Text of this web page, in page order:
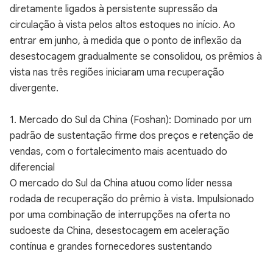
diretamente ligados à persistente supressão da
circulação à vista pelos altos estoques no início. Ao
entrar em junho, à medida que o ponto de inflexão da
desestocagem gradualmente se consolidou, os prêmios à
vista nas três regiões iniciaram uma recuperação
divergente.
1. Mercado do Sul da China (Foshan): Dominado por um
padrão de sustentação firme dos preços e retenção de
vendas, com o fortalecimento mais acentuado do
diferencial
O mercado do Sul da China atuou como líder nessa
rodada de recuperação do prêmio à vista. Impulsionado
por uma combinação de interrupções na oferta no
sudoeste da China, desestocagem em aceleração
contínua e grandes fornecedores sustentando